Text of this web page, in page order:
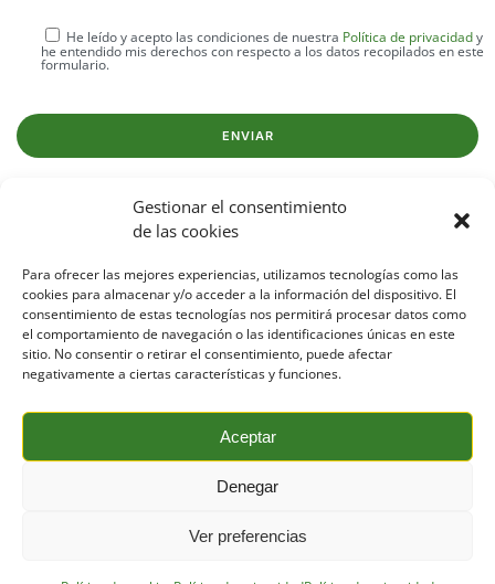
Gestionar el consentimiento
de las cookies
Para ofrecer las mejores experiencias, utilizamos tecnologías como las
cookies para almacenar y/o acceder a la información del dispositivo. El
consentimiento de estas tecnologías nos permitirá procesar datos como
el comportamiento de navegación o las identificaciones únicas en este
sitio. No consentir o retirar el consentimiento, puede afectar
negativamente a ciertas características y funciones.
Aceptar
Denegar
Ver preferencias
He leído y acepto las condiciones de nuestra Política de privacidady
he entendido mis derechos con respecto a los datos recopilados en este
formulario.
Contacto
Formación Aviso legal
Política de privacidad
Política de cookies
Trabaja con nosotros Proyectos de ID Canal ÉTICO